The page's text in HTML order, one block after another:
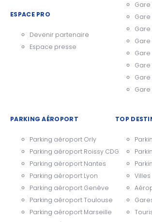
ESPACE PRO
Devenir partenaire
Espace presse
Gare
Gare
Gare
Gare
Gare
Gare
PARKING AÉROPORT
Parking aéroport Orly
Parking aéroport Roissy CDG
Parking aéroport Nantes
Parking aéroport Lyon
Parking aéroport Genève
Parking aéroport Toulouse
Parking aéroport Marseille
TOP
Villes